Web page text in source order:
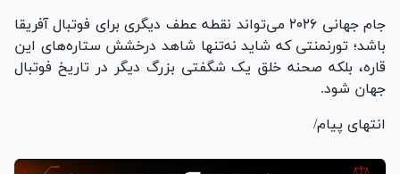
جام جهانی ۲۰۲۶ می‌تواند نقطه عطف دیگری برای فوتبال آفریقا
باشد؛ تورنمنتی که شاید نه‌تنها شاهد درخشش ستاره‌های این
قاره، بلکه صحنه خلق یک شگفتی بزرگ دیگر در تاریخ فوتبال
جهان شود.
انتهای پیام/